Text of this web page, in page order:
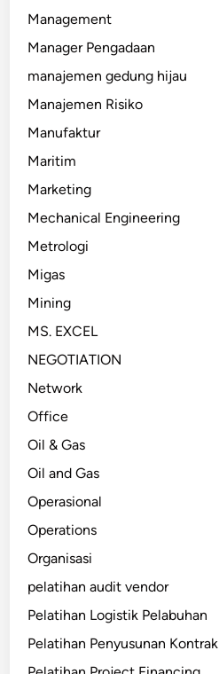
Management
Manager Pengadaan
manajemen gedung hijau
Manajemen Risiko
Manufaktur
Maritim
Marketing
Mechanical Engineering
Metrologi
Migas
Mining
MS. EXCEL
NEGOTIATION
Network
Office
Oil & Gas
Oil and Gas
Operasional
Operations
Organisasi
pelatihan audit vendor
Pelatihan Logistik Pelabuhan
Pelatihan Penyusunan Kontrak